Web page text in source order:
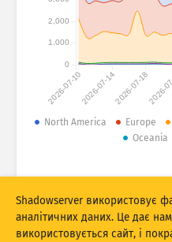
Групувати за
Stacking
Автоматично
Оновити
Завантажити як PNG
Статистика цифрових відбитків
ханіпоти, співфінансована
(Connecting Europe Facility, CEF) ЄС.
2026-07-102026-07-142026-07-182026-
0
1,000
2,000
North America Europe
Oceania
Shadowserver використовує
аналітичних даних. Це дає
використовується сайт, і